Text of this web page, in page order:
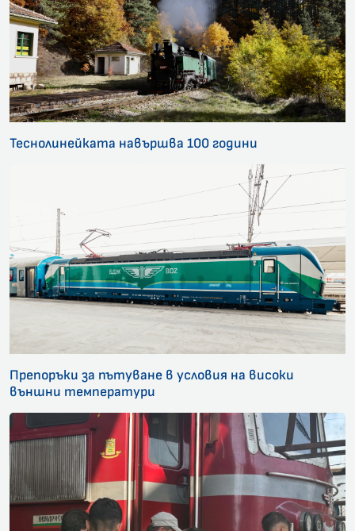
Теснолинейката навършва 100 години
Препоръки за пътуване в условия на високи
външни температури